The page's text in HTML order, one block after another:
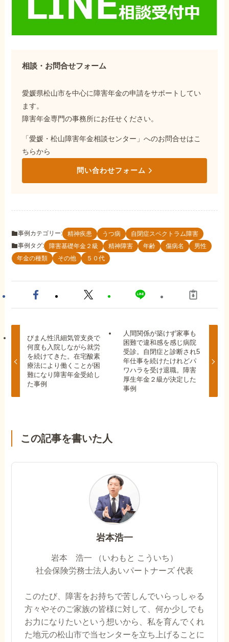
相談・お問合せフォーム
愛媛県松山市を中心に障害年金の申請をサポートしてい
ます。
障害年金専門の事務所にお任せください。
「愛媛・松山障害年金相談センター」へのお問合せはこ
ちらから
問い合わせフォーム
事例カテゴリー: 精神疾患 うつ病
自閉症スペクトラム障害
事例タグ:
障害基礎年金２級 精神障害 年齢 傷病名
男性
年金の種類
その他 ５０代
びまん性汎細気管支炎で
何度も入院しながら就労
を続けてきた。在宅酸素
療法により働くことが困
難になり障害年金受給し
た事例
人間関係が築けず家事も
困難で違和感を感じ病院
受診。自閉症と診断され5
年仕事を続けたけれどパ
ワハラを受け退職。障害
厚生年金２級が決定した
事例
この記事を書いた人
岩本浩一
岩本 浩一 （いわもと こういち）
社会保険労務士法人あいパートナーズ 代表
このたび、障害をお持ちで苦しんでいらっしゃる
方々やそのご家族の皆様に対して、何か少しでも
お力になりたいという想いから、私を育んでくれ
た地元の松山市で当センターを立ち上げることに